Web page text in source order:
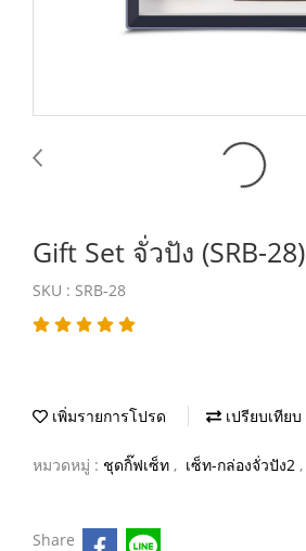
Gift Set จั่วปัง (SRB-28)
SKU : SRB-28
เพิ่มรายการโปรด เปรียบเทียบ
หมวดหมู่ : ชุดกิ๊ฟเซ็ท , เซ็ท-กล่องจั่วปัง2 ,
Share